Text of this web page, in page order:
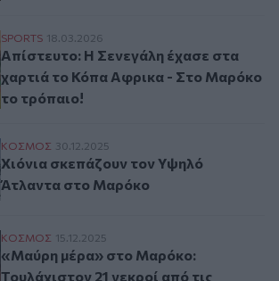
Απίστευτο: Η Σενεγάλη έχασε στα
SPORTS 18.03.2026
Απίστευτο: Η Σενεγάλη έχασε στα
χαρτιά το Κόπα Αφρικα - Στο Μαρόκο
το τρόπαιο!
Χιόνια σκεπάζουν τον Υψηλό Άτλαντα
ΚΟΣΜΟΣ 30.12.2025
Χιόνια σκεπάζουν τον Υψηλό
Άτλαντα στο Μαρόκο
«Μαύρη μέρα» στο Μαρόκο: Τουλάχιστον
ΚΟΣΜΟΣ 15.12.2025
«Μαύρη μέρα» στο Μαρόκο:
Τουλάχιστον 21 νεκροί από τις